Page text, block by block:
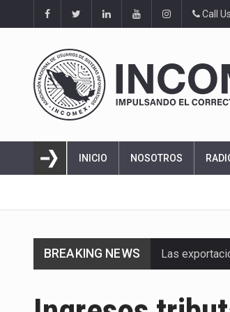
Call
INICIO NOSOTROS
BREAKING NEWS Las